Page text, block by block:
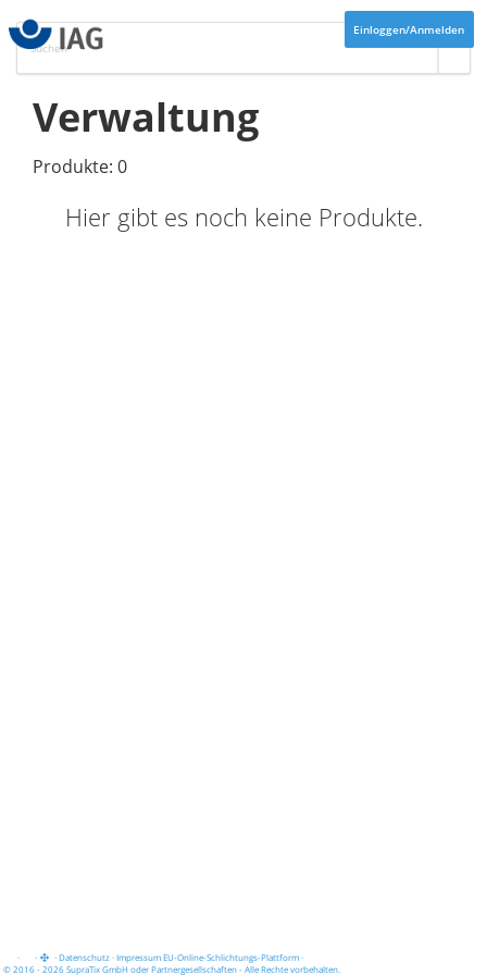
Einloggen/Anmelden
Verwaltung
Produkte: 0
Hier gibt es noch keine Produkte.
· · ·Datenschutz·Impressum EU-Online-Schlichtungs-Plattform·
© 2016 - 2026 SupraTix GmbH oder Partnergesellschaften - Alle Rechte vorbehalten.